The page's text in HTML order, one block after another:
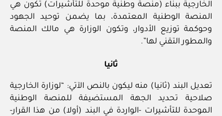
الخارجية ببناء (منصة وطنية موحدة للتأشيرات) تكون هي
المنصة الوطنية المعتمدة، بما يضمن توحيد الجهود
وحوكمة توزيع الأدوار، وتكون الوزارة هي مالك المنصة
والمطور التقني لها”.
ثانيا
تعديل البند (ثانيا) منه ليكون بالنص الآتي: “لوزارة الخارجية
صلاحية تحديد الجهة المستضيفة للمنصة الوطنية
الموحدة للتأشيرات -الواردة في البند (أولا) من هذا القرار-